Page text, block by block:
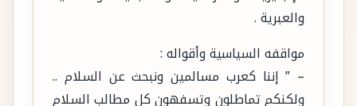
والعبرية .
مواقفه السياسية وأقواله :
– ” إننا كعرب مسالمين ونبحث عن السلام ..
ولكنكم تماطلون وتسفهون كل مطالب السلام